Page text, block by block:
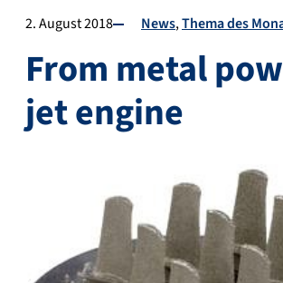
2. August 2018 News Thema des
From metal
jet engine